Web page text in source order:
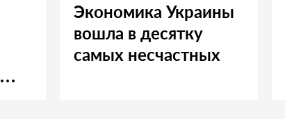
Экономика Украины
вошла в десятку
самых несчастных